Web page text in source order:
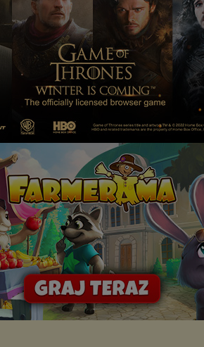
cookies niestety
Zaufanych Partnerów
skuteczności działań
Ci reklama nie
a będzie to reklama
internetowej w
plików cookies na
przeglądarki
pod adresem
.